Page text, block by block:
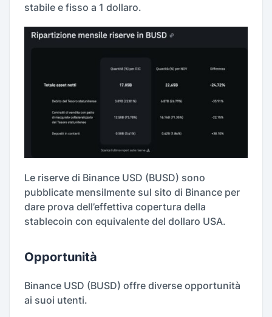
stabile e fisso a 1 dollaro.
Le riserve di Binance USD (BUSD) sono
pubblicate mensilmente sul sito di Binance per
dare prova dell’effettiva copertura della
stablecoin con equivalente del dollaro USA.
Opportunità
Binance USD (BUSD) offre diverse opportunità
ai suoi utenti.